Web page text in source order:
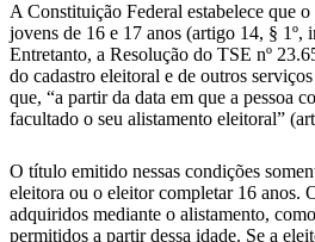
A Constituição Federal estabelece que
jovens de 16 e 17 anos (artigo 14, § 1º,
Entretanto, a Resolução do TSE nº
do cadastro eleitoral e de outros
que, “a partir da data em que a pessoa
facultado o seu alistamento eleitoral”
O título emitido nessas condições
eleitora ou o eleitor completar 16 anos.
adquiridos mediante o alistamento,
permitidos a partir dessa idade. Se a